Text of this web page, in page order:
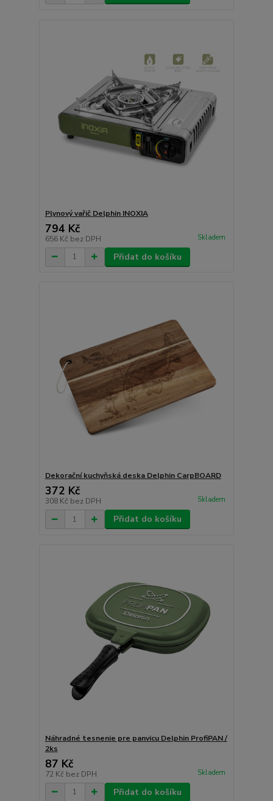
Plynový vařič Delphin INOXIA
794 Kč
656 Kč bez DPH Skladem
Přidat do košíku
Dekorační kuchyňská deska Delphin CarpBOARD
372 Kč
308 Kč bez DPH Skladem
Přidat do košíku
Náhradné tesnenie pre panvicu Delphin ProfiPAN /
2ks
87 Kč
72 Kč bez DPH Skladem
Přidat do košíku